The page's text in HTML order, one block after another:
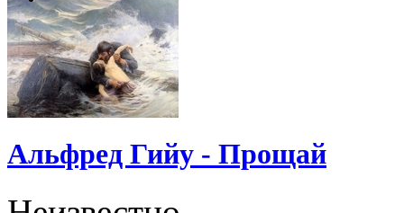
Альфред Гийу - Прощай